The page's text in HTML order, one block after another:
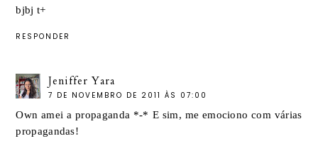
bjbj t+
RESPONDER
Jeniffer Yara
7 DE NOVEMBRO DE 2011 ÀS 07:00
Own amei a propaganda *-* E sim, me emociono com várias
propagandas!